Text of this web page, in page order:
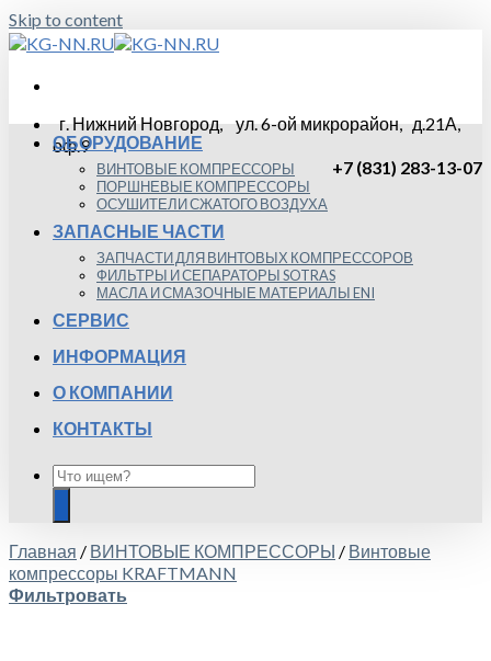
Skip to content
г. Нижний Новгород, ул. 6-ой микрорайон, д.21А,
оф.9
+7 (831) 283-13-07
ОБОРУДОВАНИЕ
ВИНТОВЫЕ КОМПРЕССОРЫ
ПОРШНЕВЫЕ КОМПРЕССОРЫ
ОСУШИТЕЛИ СЖАТОГО ВОЗДУХА
ЗАПАСНЫЕ ЧАСТИ
ЗАПЧАСТИ ДЛЯ ВИНТОВЫХ КОМПРЕССОРОВ
ФИЛЬТРЫ И СЕПАРАТОРЫ SOTRAS
МАСЛА И СМАЗОЧНЫЕ МАТЕРИАЛЫ ENI
СЕРВИС
ИНФОРМАЦИЯ
О КОМПАНИИ
КОНТАКТЫ
Главная / ВИНТОВЫЕ КОМПРЕССОРЫ / Винтовые
компрессоры KRAFTMANN
Фильтровать